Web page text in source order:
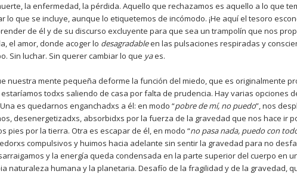
la enfermedad, la pérdida. Aquello que rechazamos es aquello a lo que
lo que se incluye, aunque lo etiquetemos de incómodo. ¡He aquí el tesoro
de él y de su discurso excluyente para que sea un trampolín que nos
el amor, donde acoger lo desagradableen las pulsaciones respiradas y
Sin luchar. Sin querer cambiar lo que yaes.
nuestra mente pequeña deforme la función del miedo, que es originalmente
todxs saliendo de casa por falta de prudencia. Hay varias opciones
es quedarnos enganchadxs a él: en modo “pobre de mí, no puedo”, nos
desenergetizadxs, absorbidxs por la fuerza de la gravedad que nos hace ir
pies por la tierra. Otra es escapar de él, en modo “no pasa nada, puedo con
compulsivos y huimos hacia adelante sin sentir la gravedad para no
y la energía queda condensada en la parte superior del cuerpo en
naturaleza humana y la planetaria. Desafío de la fragilidad y de la gravedad,